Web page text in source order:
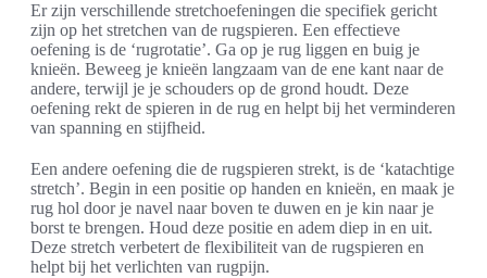
Er zijn verschillende stretchoefeningen die specifiek gericht
zijn op het stretchen van de rugspieren. Een effectieve
oefening is de ‘rugrotatie’. Ga op je rug liggen en buig je
knieën. Beweeg je knieën langzaam van de ene kant naar de
andere, terwijl je je schouders op de grond houdt. Deze
oefening rekt de spieren in de rug en helpt bij het verminderen
van spanning en stijfheid.
Een andere oefening die de rugspieren strekt, is de ‘katachtige
stretch’. Begin in een positie op handen en knieën, en maak je
rug hol door je navel naar boven te duwen en je kin naar je
borst te brengen. Houd deze positie en adem diep in en uit.
Deze stretch verbetert de flexibiliteit van de rugspieren en
helpt bij het verlichten van rugpijn.